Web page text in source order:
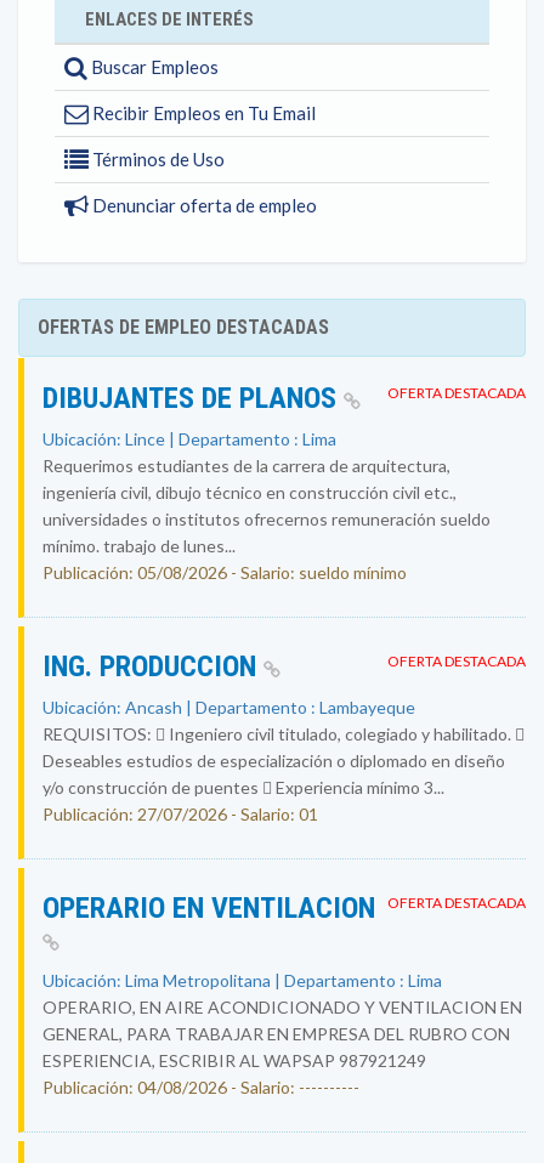
ENLACES DE INTERÉS
Buscar Empleos
Recibir Empleos en Tu Email
Términos de Uso
Denunciar oferta de empleo
OFERTAS DE EMPLEO DESTACADAS
OFERTA DESTACADA
DIBUJANTES DE PLANOS
Ubicación: Lince | Departamento : Lima
Requerimos estudiantes de la carrera de arquitectura,
ingeniería civil, dibujo técnico en construcción civil etc.,
universidades o institutos ofrecernos remuneración sueldo
mínimo. trabajo de lunes...
Publicación: 05/08/2026 - Salario: sueldo mínimo
OFERTA DESTACADA
ING. PRODUCCION
Ubicación: Ancash | Departamento : Lambayeque
REQUISITOS:  Ingeniero civil titulado, colegiado y habilitado. 
Deseables estudios de especialización o diplomado en diseño
y/o construcción de puentes  Experiencia mínimo 3...
Publicación: 27/07/2026 - Salario: 01
OFERTA DESTACADA
OPERARIO EN VENTILACION
Ubicación: Lima Metropolitana | Departamento : Lima
OPERARIO, EN AIRE ACONDICIONADO Y VENTILACION EN
GENERAL, PARA TRABAJAR EN EMPRESA DEL RUBRO CON
ESPERIENCIA, ESCRIBIR AL WAPSAP 987921249
Publicación: 04/08/2026 - Salario: ----------